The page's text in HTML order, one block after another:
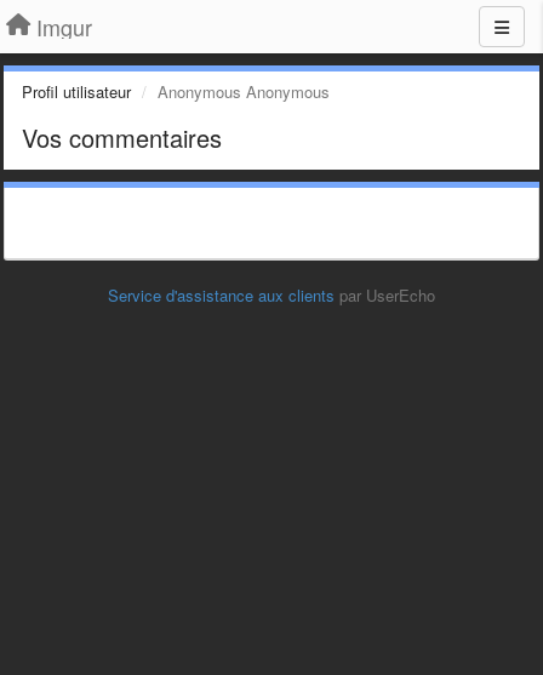
Imgur
Profil utilisateur Anonymous Anonymous
Vos commentaires
Service d'assistance aux clients par UserEcho